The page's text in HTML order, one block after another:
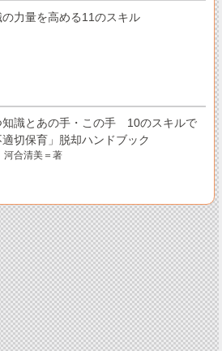
力量を高める11のスキル
知識とあの手・この手 10のスキルで
切保育」脱却ハンドブック
河合清美＝著